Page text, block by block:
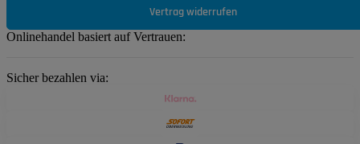
Vertrag widerrufen
Onlinehandel basiert auf Vertrauen:
Sicher bezahlen via: